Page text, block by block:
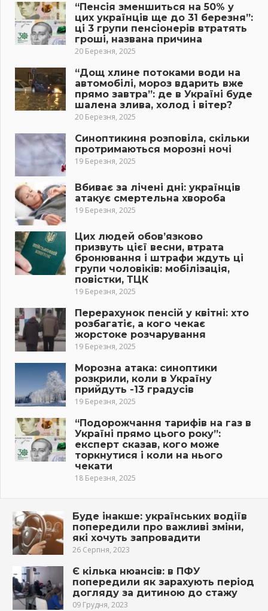
“Пенсія зменшиться на 50% у
цих українців ще до 31 березня”:
ці 3 групи пенсіонерів втратять
гроші, названа причина
20 Березня, 2025
“Дощ хлине потоками води на
автомобілі, мороз вдарить вже
прямо завтра”: де в Україні буде
шалена злива, холод і вітер?
20 Березня, 2025
Синоптикиня розповіла, скільки
протримаються морозні ночі
19 Березня, 2025
Вбиває за лічені дні: українців
атакує смертельна хвороба
19 Березня, 2025
Цих людей обов’язково
призвуть цієї весни, втрата
бронювання і штрафи ждуть ці
групи чоловіків: мобілізація,
повістки, ТЦК
19 Березня, 2025
Перерахунок пенсій у квітні: хто
розбагатіє, а кого чекає
жорстоке розчарування
19 Березня, 2025
Морозна атака: синоптики
розкрили, коли в Україну
прийдуть -13 градусів
19 Березня, 2025
“Подорожчання тарифів на газ в
Україні прямо цього року”:
експерт сказав, кого може
торкнутися і коли на нього
чекати
18 Березня, 2025
Буде інакше: українських водіїв
попередили про важливі зміни,
які хочуть запровадити
26 Серпня, 2023
Є кілька нюансів: в ПФУ
попередили як зарахують період
догляду за дитиною до стажу
09 Грудня, 2023